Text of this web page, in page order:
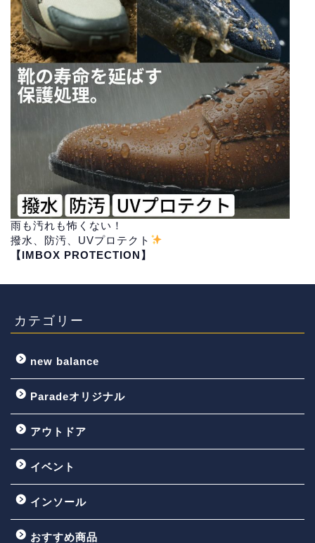
雨も汚れも怖くない！
撥水、防汚、UVプロテクト
【IMBOX PROTECTION】
カテゴリー
new balance
Paradeオリジナル
アウトドア
イベント
インソール
おすすめ商品